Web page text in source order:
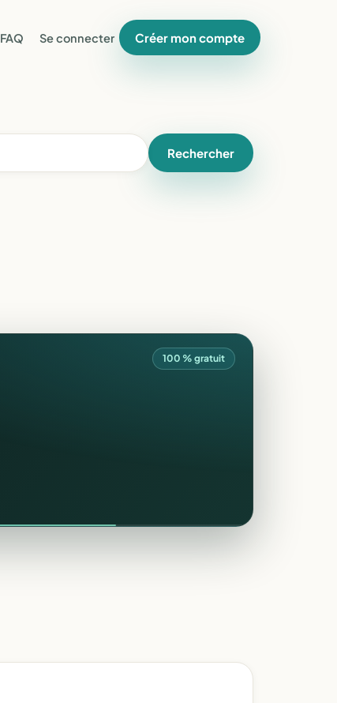
FAQ Se connecter Créer mon compte
Rechercher
100 % gratuit